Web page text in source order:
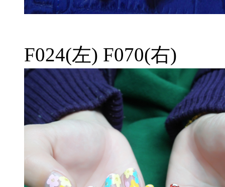
F024(左) F070(右)